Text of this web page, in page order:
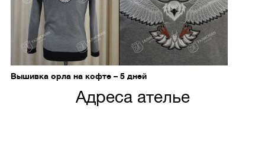
Вышивка орла на кофте – 5 дней
Адреса ателье